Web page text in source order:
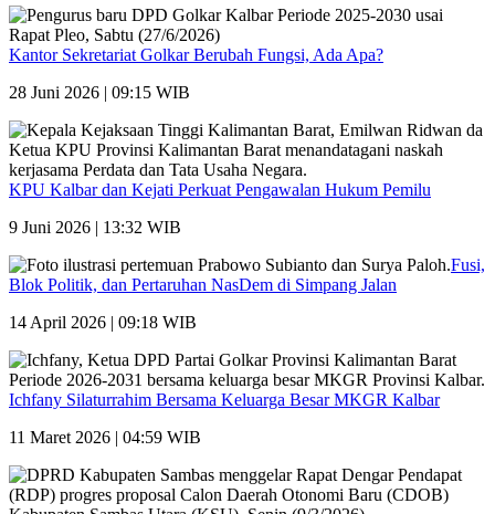
Kantor Sekretariat Golkar Berubah Fungsi, Ada Apa?
28 Juni 2026 | 09:15 WIB
KPU Kalbar dan Kejati Perkuat Pengawalan Hukum Pemilu
9 Juni 2026 | 13:32 WIB
Fusi,
Blok Politik, dan Pertaruhan NasDem di Simpang Jalan
14 April 2026 | 09:18 WIB
Ichfany Silaturrahim Bersama Keluarga Besar MKGR Kalbar
11 Maret 2026 | 04:59 WIB